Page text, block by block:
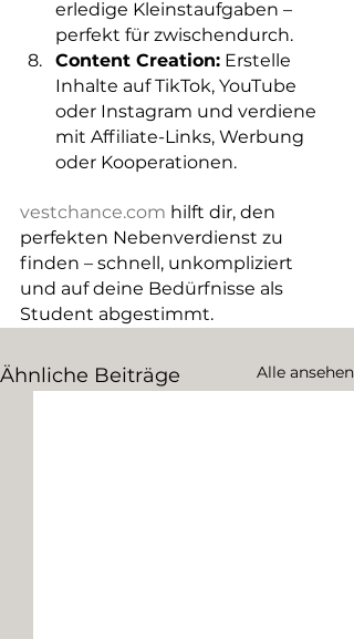
erledige Kleinstaufgaben –
perfekt für zwischendurch.
Content Creation: Erstelle
Inhalte auf TikTok, YouTube
oder Instagram und verdiene
mit Affiliate-Links, Werbung
oder Kooperationen.
vestchance.com hilft dir, den
perfekten Nebenverdienst zu
finden – schnell, unkompliziert
und auf deine Bedürfnisse als
Student abgestimmt.
Ähnliche Beiträge Alle ansehen